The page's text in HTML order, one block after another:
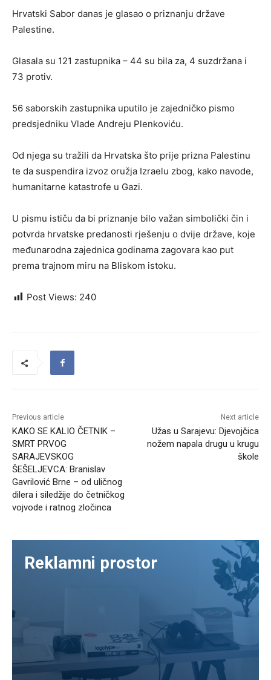
Hrvatski Sabor danas je glasao o priznanju države
Palestine.
Glasala su 121 zastupnika – 44 su bila za, 4 suzdržana i
73 protiv.
56 saborskih zastupnika uputilo je zajedničko pismo
predsjedniku Vlade Andreju Plenkoviću.
Od njega su tražili da Hrvatska što prije prizna Palestinu
te da suspendira izvoz oružja Izraelu zbog, kako navode,
humanitarne katastrofe u Gazi.
U pismu ističu da bi priznanje bilo važan simbolički čin i
potvrda hrvatske predanosti rješenju o dvije države, koje
međunarodna zajednica godinama zagovara kao put
prema trajnom miru na Bliskom istoku.
Post Views: 240
Previous article
KAKO SE KALIO ČETNIK –
SMRT PRVOG
SARAJEVSKOG
ŠEŠELJEVCA: Branislav
Gavrilović Brne – od uličnog
dilera i siledžije do četničkog
vojvode i ratnog zločinca
Next article
Užas u Sarajevu: Djevojčica
nožem napala drugu u krugu
škole
Reklamni prostor